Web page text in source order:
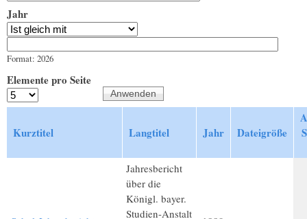
Jahr
Format: 2026
Elemente pro Seite
Kurztitel Langtitel Jahr Dateigröße
Jahresbericht
über die
Königl. bayer.
Studien-Anstalt